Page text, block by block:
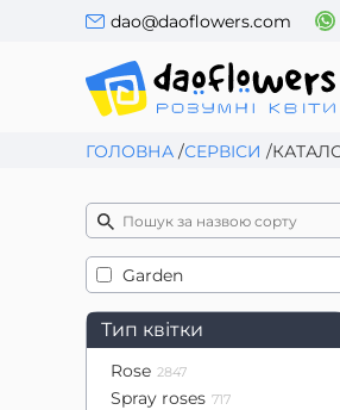
dao@daoflowers.com
ГОЛОВНА /СЕРВІСИ /
Garden
Тип квітки
Rose 2847
Spray roses 717